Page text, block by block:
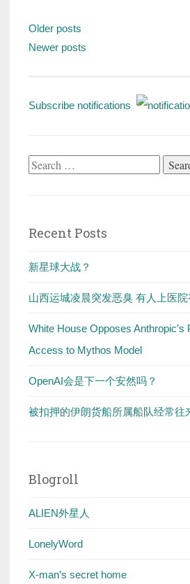
Posts
navigation
Older posts
Newer posts
Subscribe notifications
Search
Recent Posts
新星球大战？
山西运城凌晨突发恶臭 有人上医
White House Opposes Anthropic’s
Access to Mythos Model
OpenAI会是下一个安然吗？
被扣押的伊朗货船所属船队经常往
Blogroll
ALIEN外星人
LonelyWord
X-man’s secret home